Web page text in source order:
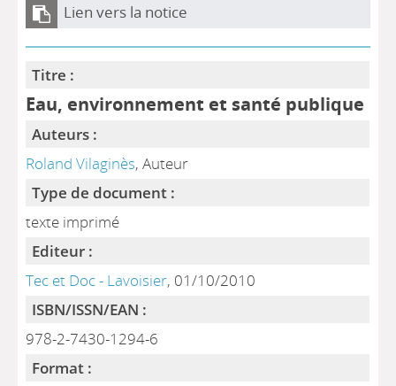
Lien vers la notice
Titre :
Eau, environnement et santé publique
Auteurs :
Roland Vilaginès, Auteur
Type de document :
texte imprimé
Editeur :
Tec et Doc - Lavoisier, 01/10/2010
ISBN/ISSN/EAN :
978-2-7430-1294-6
Format :